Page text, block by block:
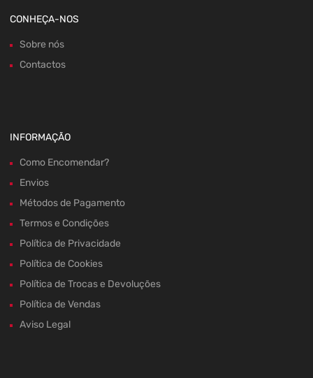
CONHEÇA-NOS
Sobre nós
Contactos
INFORMAÇÃO
Como Encomendar?
Envios
Métodos de Pagamento
Termos e Condições
Política de Privacidade
Política de Cookies
Política de Trocas e Devoluções
Política de Vendas
Aviso Legal